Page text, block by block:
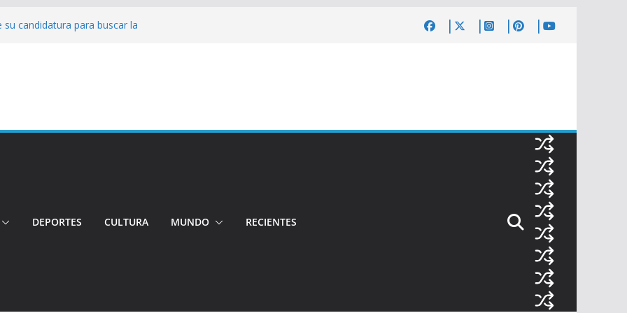
su candidatura para buscar la
Investigan crimen de un hombre en el
e incidentes marcaron la
DEPORTES CULTURA MUNDO RECIENTES